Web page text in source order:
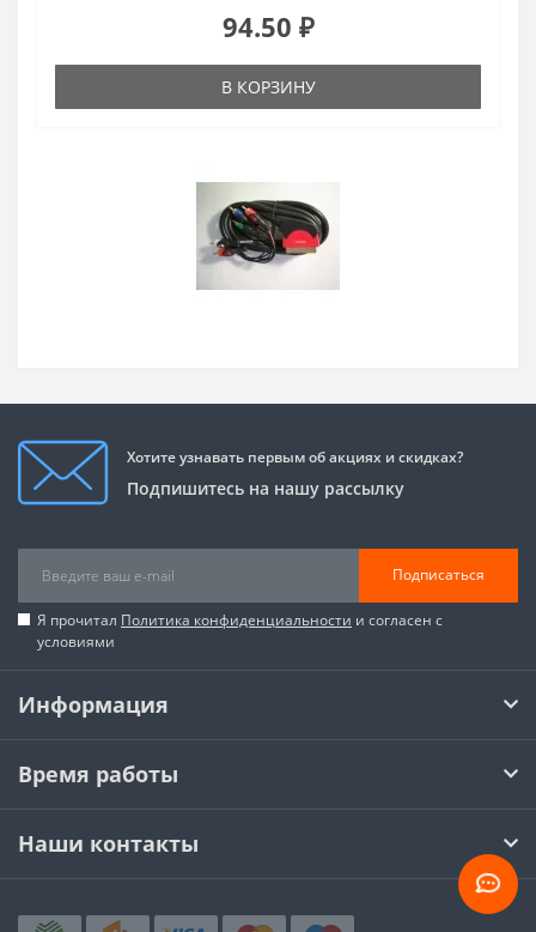
94.50 ₽
В КОРЗИНУ
Хотите узнавать первым об акциях и скидках?
Подпишитесь на нашу рассылку
Подписаться
Я прочитал Политика конфиденциальности и согласен с
условиями
Информация
Время работы
Наши контакты